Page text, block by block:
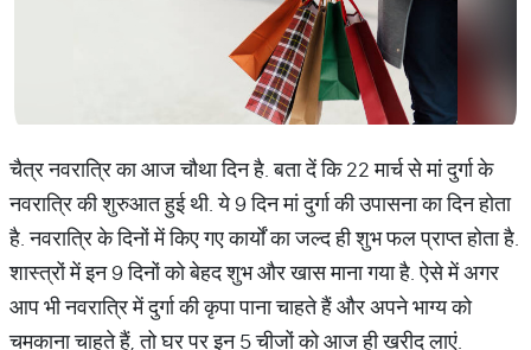
चैत्र नवरात्रि का आज चौथा दिन है. बता दें कि 22 मार्च से मां दुर्गा के
नवरात्रि की शुरुआत हुई थी. ये 9 दिन मां दुर्गा की उपासना का दिन होता
है. नवरात्रि के दिनों में किए गए कार्यों का जल्द ही शुभ फल प्राप्त होता है.
शास्त्रों में इन 9 दिनों को बेहद शुभ और खास माना गया है. ऐसे में अगर
आप भी नवरात्रि में दुर्गा की कृपा पाना चाहते हैं और अपने भाग्य को
चमकाना चाहते हैं, तो घर पर इन 5 चीजों को आज ही खरीद लाएं.